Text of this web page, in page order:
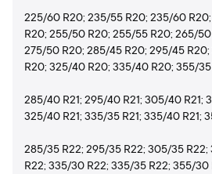
225/60 R20; 235/55 R20; 235/60
R20; 255/50 R20; 255/55 R20; 265/
275/50 R20; 285/45 R20; 295/45
R20; 325/40 R20; 335/40 R20; 355/
285/40 R21; 295/40 R21; 305/40 R21;
325/40 R21; 335/35 R21; 335/40 R21;
285/35 R22; 295/35 R22; 305/35 R22;
R22; 335/30 R22; 335/35 R22; 355/30